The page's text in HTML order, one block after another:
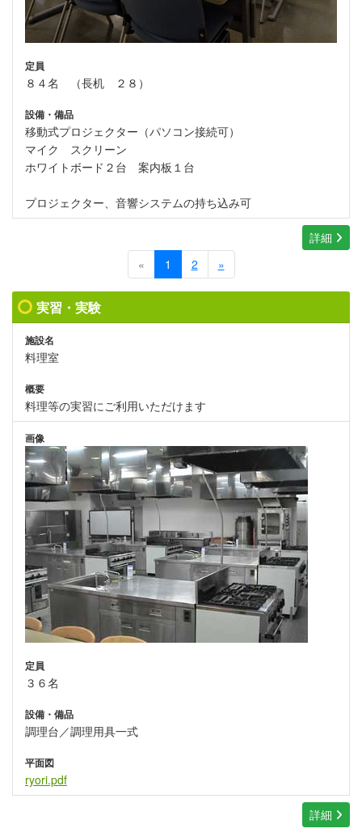
定員
８４名 （長机 ２８）
設備・備品
移動式プロジェクター（パソコン接続可）
マイク スクリーン
ホワイトボード２台 案内板１台
プロジェクター、音響システムの持ち込み可
詳細
«
1 2 »
実習・実験
施設名
料理室
概要
料理等の実習にご利用いただけます
画像
定員
３６名
設備・備品
調理台／調理用具一式
平面図
ryori.pdf
詳細